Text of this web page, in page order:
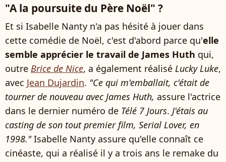
"A la poursuite du Père Noël" ?
Et si Isabelle Nanty n'a pas hésité à jouer dans
cette comédie de Noël, c'est d'abord parce qu'elle
semble apprécier le travail de James Huth qui,
outre Brice de Nice, a également réalisé Lucky Luke,
avec Jean Dujardin. "Ce qui m'emballait, c'était de
tourner de nouveau avec James Huth, assure l'actrice
dans le dernier numéro de Télé 7 Jours. J'étais au
casting de son tout premier film, Serial Lover, en
1998."Isabelle Nanty assure qu'elle connaît ce
cinéaste, qui a réalisé il y a trois ans le remake du